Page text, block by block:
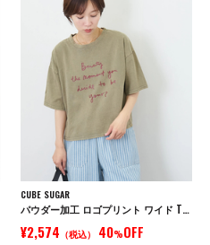
CUBE SUGAR
パウダー加工 ロゴプリント ワイド Tシャツ
¥2,574 （税込） 40%OFF